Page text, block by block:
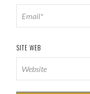
SITE WEB